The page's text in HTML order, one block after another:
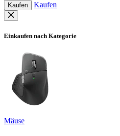
Kaufen Kaufen
Einkaufen nach Kategorie
Mäuse